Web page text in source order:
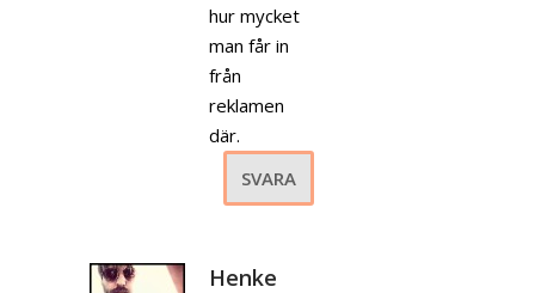
hur mycket
man får in
från
reklamen
där.
SVARA
Henke